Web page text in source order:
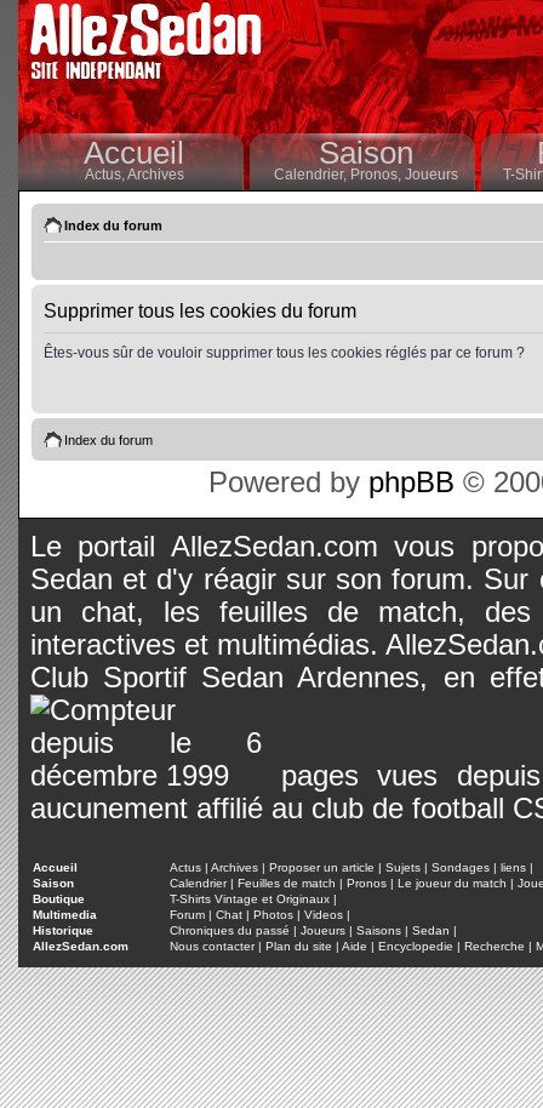
Accueil
Actus,Archives
Saison
Calendrier,Pronos, Joueurs T-
Index du forum
Supprimer tous les cookies du forum
Êtes-vous sûr de vouloir supprimer tous les cookies réglés par ce forum ?
Index du forum
Powered by phpBB ©
Le portail AllezSedan.com vous
Sedan et d'y réagir sur son forum.
un chat, les feuilles de match, des
interactives et multimédias.
Club Sportif Sedan Ardennes, en
pages vues
aucunement affilié au club de football
Accueil Actus | Archives | Proposer un article | Sujets | Sondages | liens |
Saison
Calendrier| Feuilles de match | Pronos | Le joueur du match |
Boutique
T-Shirts Vintage et Originaux |
Multimedia
Forum | Chat | Photos | Videos |
Historique
Chroniques du passé | Joueurs | Saisons | Sedan |
AllezSedan.com
Nous contacter| Plan du site | Aide | Encyclopedie | Recherche |